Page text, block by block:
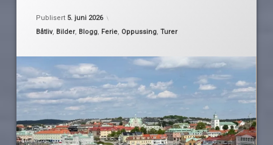
Publisert 5. juni 2026
Kategorier:
Båtliv, Bilder, Blogg, Ferie, Oppussing,Turer
sverige